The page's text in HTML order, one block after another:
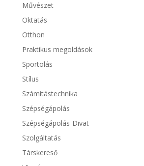
Művészet
Oktatás
Otthon
Praktikus megoldások
Sportolás
Stílus
Számítástechnika
Szépségápolás
Szépségápolás-Divat
Szolgáltatás
Társkereső